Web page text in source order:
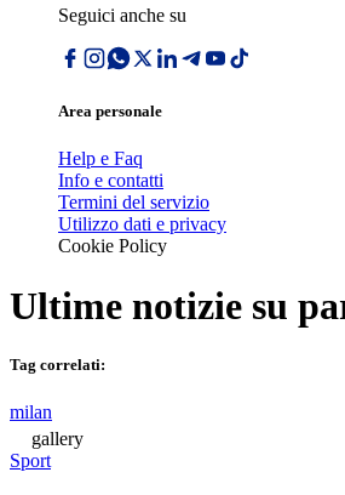
Seguici anche su
Area personale
Help e Faq
Info e contatti
Termini del servizio
Utilizzo dati e privacy
Cookie Policy
Ultime notizie su
Tag correlati:
milan
gallery
Sport